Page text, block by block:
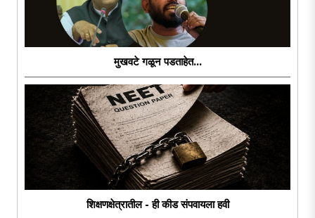
मुखवटे गळून पडताहेत...
शिक्षणक्षेत्रातील - ही कीड संपवायला हवी